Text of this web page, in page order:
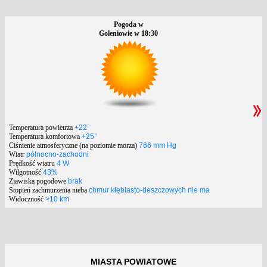
Pogoda w
Goleniowie w 18:30
Temperatura powietrza +22°
Temperatura komfortowa +25°
Ciśnienie atmosferyczne (na poziomie morza) 766 mm Hg
Wiatr północno-zachodni
Prędkość wiatru 4 W
Wilgotność 43%
Zjawiska pogodowe brak
Stopień zachmurzenia nieba chmur kłębiasto-deszczowych nie ma
Widoczność >10 km
MIASTA POWIATOWE